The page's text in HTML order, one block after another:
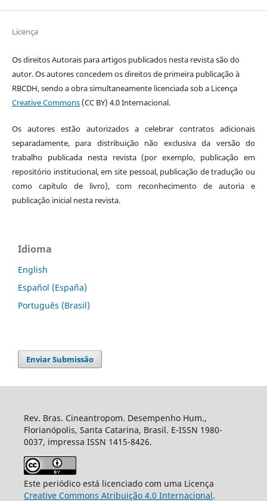
Licença
Os direitos Autorais para artigos publicados nesta revista são do
autor. Os autores concedem os direitos de primeira publicação à
RBCDH, sendo a obra simultaneamente licenciada sob a Licença
Creative Commons(CC BY) 4.0 Internacional.
Os autores estão autorizados a celebrar contratos adicionais
separadamente, para distribuição não exclusiva da versão do
trabalho publicada nesta revista (por exemplo, publicação em
repositório institucional, em site pessoal, publicação de tradução ou
como capítulo de livro), com reconhecimento de autoria e
publicação inicial nesta revista.
Idioma
English
Español (España)
Português (Brasil)
Enviar Submissão
Rev. Bras. Cineantropom. Desempenho Hum.,
Florianópolis, Santa Catarina, Brasil. E-ISSN 1980-
0037, impressa ISSN 1415-8426.
Este periódico está licenciado com uma Licença
Creative Commons Atribuição 4.0 Internacional.